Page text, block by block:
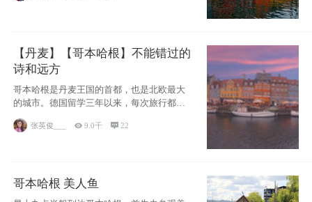
【丹麦】【哥本哈根】不能错过的
诗和远方
哥本哈根是丹麦王国的首都，也是北欧最大
的城市。德国留学三年以来，每次旅行都是
张英俊___ 9.0千 22
哥本哈根 美人鱼